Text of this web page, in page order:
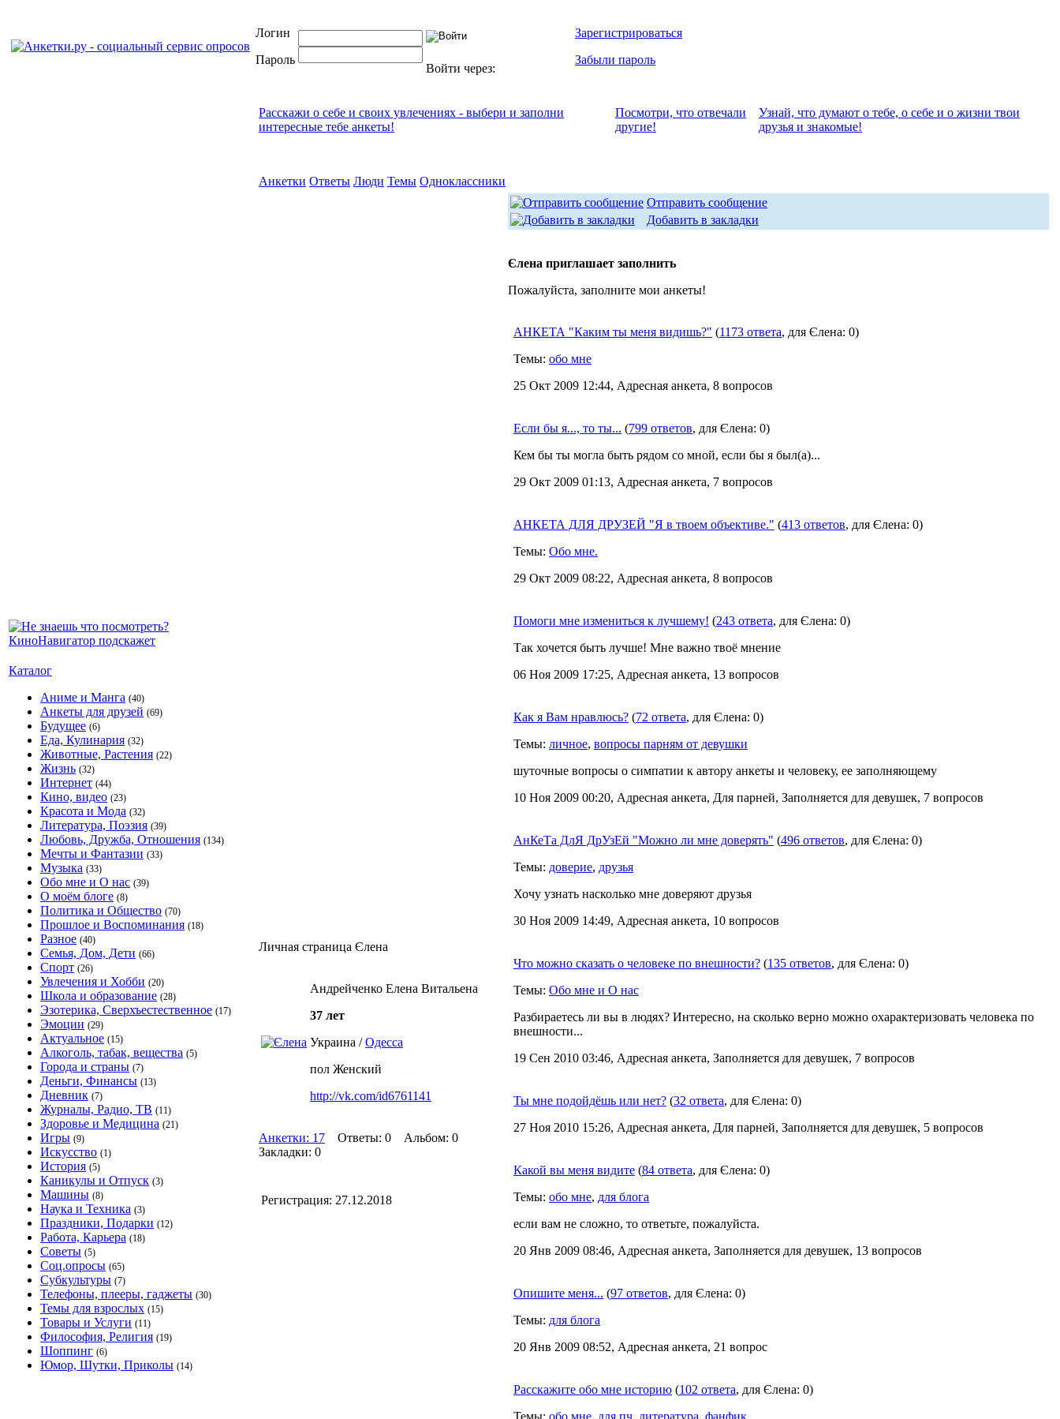
Логин
Пароль
Войти через:
Зарегистрироваться
Забыли пароль
Каталог
Аниме и Манга (40)
Анкеты для друзей (69)
Будущее (6)
Еда, Кулинария (32)
Животные, Растения (22)
Жизнь (32)
Интернет (44)
Кино, видео (23)
Красота и Мода (32)
Литература, Поэзия (39)
Любовь, Дружба, Отношения (134)
Мечты и Фантазии (33)
Музыка (33)
Обо мне и О нас (39)
О моём блоге (8)
Политика и Общество (70)
Прошлое и Воспоминания (18)
Разное (40)
Семья, Дом, Дети (66)
Спорт (26)
Увлечения и Хобби (20)
Школа и образование (28)
Эзотерика, Сверхъестественное (17)
Эмоции (29)
Актуальное (15)
Алкоголь, табак, вещества (5)
Города и страны (7)
Деньги, Финансы (13)
Дневник (7)
Журналы, Радио, ТВ (11)
Здоровье и Медицина (21)
Игры (9)
Искусство (1)
История (5)
Каникулы и Отпуск (3)
Машины (8)
Наука и Техника (3)
Праздники, Подарки (12)
Работа, Карьера (18)
Советы (5)
Соц.опросы (65)
Субкультуры (7)
Телефоны, плееры, гаджеты (30)
Темы для взрослых (15)
Товары и Услуги (11)
Философия, Религия (19)
Шоппинг (6)
Юмор, Шутки, Приколы (14)
Расскажи о себе и своих увлечениях - выбери и заполни
интересные тебе анкеты!
Посмотри, что отвeчали
другие!
Узнай, что думают о тебе, о себе и о жизни твои
друзья и знакомые!
Анкетки Ответы Люди Темы Одноклассники
Личная страница Єлена
Андрейченко Елена Витальена
37 лет
Украина /Одесса
пол Женский
http://vk.com/id6761141
Анкетки: 17 Ответы: 0 Альбом: 0
Закладки: 0
Регистрация: 27.12.2018
Отправить сообщение
Добавить в закладки
Єлена приглашает заполнить
Пожалуйста, заполните мои анкеты!
АНКЕТА "Каким ты меня видишь?" (1173 ответа, для Єлена: 0)
Темы: обо мне
25 Окт 2009 12:44, Адресная анкета, 8 вопросов
Если бы я..., то ты... (799 ответов, для Єлена: 0)
Кем бы ты могла быть рядом со мной, если бы я был(а)...
29 Окт 2009 01:13, Адресная анкета, 7 вопросов
АНКЕТА ДЛЯ ДРУЗЕЙ "Я в твоем объективе." (413 ответов, для Єлена: 0)
Темы: Обо мне.
29 Окт 2009 08:22, Адресная анкета, 8 вопросов
Помоги мне измениться к лучшему! (243 ответа, для Єлена: 0)
Так хочется быть лучше! Мне важно твоё мнение
06 Ноя 2009 17:25, Адресная анкета, 13 вопросов
Как я Вам нравлюсь? (72 ответа, для Єлена: 0)
Темы: личное, вопросы парням от девушки
шуточные вопросы о симпатии к автору анкеты и человеку, ее заполняющему
10 Ноя 2009 00:20, Адресная анкета, Для парней, Заполняется для девушек, 7 вопросов
АнКеТа ДлЯ ДрУзЕй "Можно ли мне доверять" (496 ответов, для Єлена: 0)
Темы: доверие, друзья
Хочу узнать насколько мне доверяют друзья
30 Ноя 2009 14:49, Адресная анкета, 10 вопросов
Что можно сказать о человеке по внешности? (135 ответов, для Єлена: 0)
Темы: Обо мне и О нас
Разбираетесь ли вы в людях? Интересно, на сколько верно можно охарактеризовать человека по
внешности...
19 Сен 2010 03:46, Адресная анкета, Заполняется для девушек, 7 вопросов
Ты мне подойдёшь или нет? (32 ответа, для Єлена: 0)
27 Ноя 2010 15:26, Адресная анкета, Для парней, Заполняется для девушек, 5 вопросов
Какой вы меня видите (84 ответа, для Єлена: 0)
Темы: обо мне, для блога
если вам не сложно, то ответьте, пожалуйста.
20 Янв 2009 08:46, Адресная анкета, Заполняется для девушек, 13 вопросов
Опишите меня... (97 ответов, для Єлена: 0)
Темы: для блога
20 Янв 2009 08:52, Адресная анкета, 21 вопрос
Расскажите обо мне историю (102 ответа, для Єлена: 0)
Темы: обо мне, для пч, литература, фанфик